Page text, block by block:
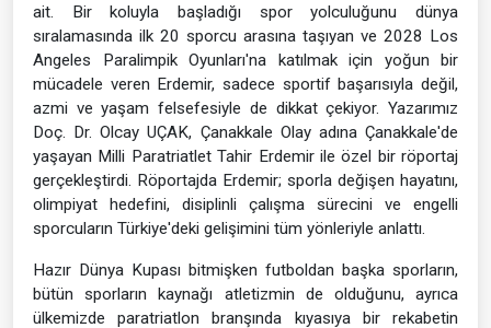
ait. Bir koluyla başladığı spor yolculuğunu dünya
sıralamasında ilk 20 sporcu arasına taşıyan ve 2028 Los
Angeles Paralimpik Oyunları'na katılmak için yoğun bir
mücadele veren Erdemir, sadece sportif başarısıyla değil,
azmi ve yaşam felsefesiyle de dikkat çekiyor. Yazarımız
Doç. Dr. Olcay UÇAK, Çanakkale Olay adına Çanakkale'de
yaşayan Milli Paratriatlet Tahir Erdemir ile özel bir röportaj
gerçekleştirdi. Röportajda Erdemir; sporla değişen hayatını,
olimpiyat hedefini, disiplinli çalışma sürecini ve engelli
sporcuların Türkiye'deki gelişimini tüm yönleriyle anlattı.
Hazır Dünya Kupası bitmişken futboldan başka sporların,
bütün sporların kaynağı atletizmin de olduğunu, ayrıca
ülkemizde paratriatlon branşında kıyasıya bir rekabetin